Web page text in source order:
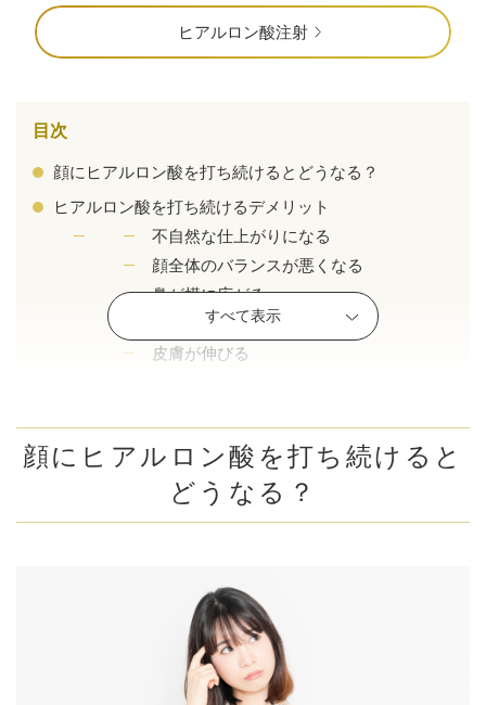
公式SNS
ヒアルロン酸注射
目次
顔にヒアルロン酸を打ち続けるとどうなる？
ヒアルロン酸を打ち続けるデメリット
不自然な仕上がりになる
顔全体のバランスが悪くなる
鼻が横に広がる
顎が太くなる
皮膚が伸びる
効果が長持ちする
ヒアルロン酸注射の施術例
ヒアルロン酸リフトの施術例（ボリューマXC 4
本）
入れすぎていないか第三者の意見を聞く
効果を長持ちさせる
技術力の高いドクターの施術を受ける
別の施術法も検討する
すべて表示
顔にヒアルロン酸を打ち続けると
どうなる？